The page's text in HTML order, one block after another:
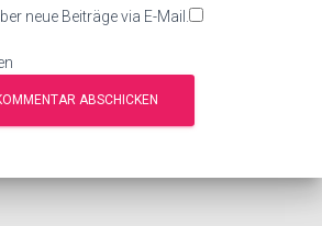
neue Beiträge via E-Mail.